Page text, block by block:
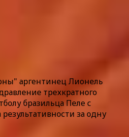
аргентинец Лионель
трехкратного
бразильца Пеле с
за одну